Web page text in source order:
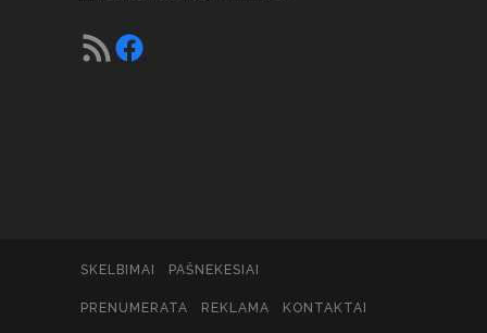
SKELBIMAI PAŠNEKESIAI
PRENUMERATA REKLAMA KONTAKTAI